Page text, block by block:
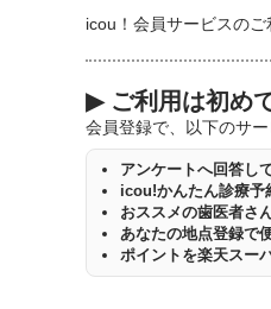
icou！会員サービスのご
▶ ご利用は初め
会員登録で、以下のサ
アンケートへ回答し
icou!かんたん診療予
おススメの歯医者さ
あなたの地点登録で
ポイントを楽天スー